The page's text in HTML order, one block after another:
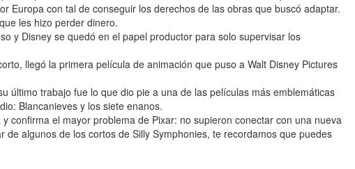
Europa con tal de conseguir los derechos de las obras que buscó adaptar.
les hizo perder dinero.
y Disney se quedó en el papel productor para solo supervisar los
llegó la primera película de animación que puso a Walt Disney Pictures
último trabajo fue lo que dio pie a una de las películas más emblemáticas
Blancanieves y los siete enanos.
confirma el mayor problema de Pixar: no supieron conectar con una nueva
de algunos de los cortos de Silly Symphonies, te recordamos que puedes